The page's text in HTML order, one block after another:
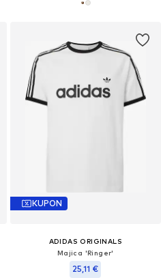
KUPON
ADIDAS ORIGINALS
Majica 'Ringer'
25,11 €